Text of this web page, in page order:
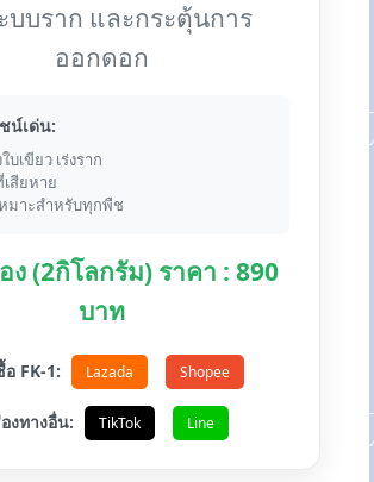
ะบบราก และกระตุ้นการ
ออกดอก
น์เด่น:
ใบเขียว เร่งราก
สียหาย
หมาะสำหรับทุกพืช
ง (2กิโลกรัม) ราคา : 890
บาท
อ FK-1: Lazada Shopee
งทางอื่น: TikTok Line